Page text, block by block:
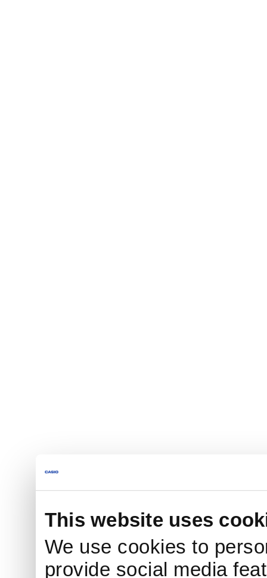
This website uses
We use cookies to
provide social media